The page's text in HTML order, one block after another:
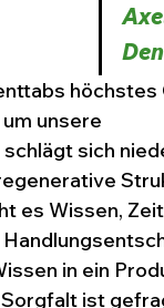
höchstes
unsere
sich
es Wissen,
in ein
ist